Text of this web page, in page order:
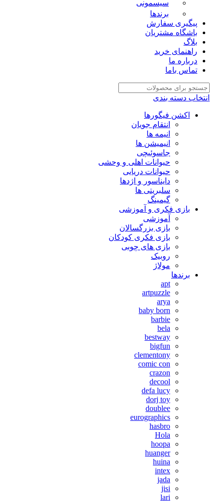
سیسمونی
برندها
پیگیری سفارش
باشگاه مشتریان
بلاگ
راهنمای خرید
درباره ما
تماس باما
دسته بندی
اکشن فیگورها
انتقام جویان
انیمه ها
انیمیشن ها
جاسوئیچی
حیوانات اهلی و وحشی
حیوانات دریایی
دایناسور و اژدها
سلبریتی ها
گیمینگ
بازی فکری و آموزشی
آموزشی
بازی بزرگسالان
بازی فکری کودکان
بازی های چوبی
روبیک
مولاژ
برندها
artpuzzle
arya
baby born
barbie
bela
bestway
bigfun
clementony
comic con
crazon
decool
defa lucy
dorj toy
doublee
eurographics
hasbro
Hola
hoopa
huanger
huina
intex
jada